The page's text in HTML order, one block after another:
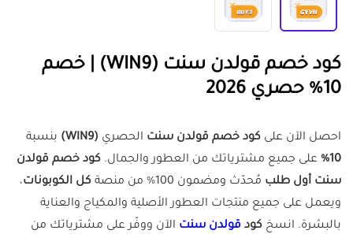
كود خصم قولدن سنت (WIN9) | خصم
10% حصري 2026
احصل الآن على كود خصم قولدن سنت الحصري (WIN9)
بنسبة
10%
على جميع مشترياتك من العطور والجمال. كود خصم قولدن
سنت أول طلب مُحدّث ومضمون 100% من منصة كل الكوبونات،
ويعمل على جميع منتجات العطور الأصلية والمكياج والعناية
بالبشرة. انسخ كود قولدن سنت الآن ووفّر على مشترياتك من